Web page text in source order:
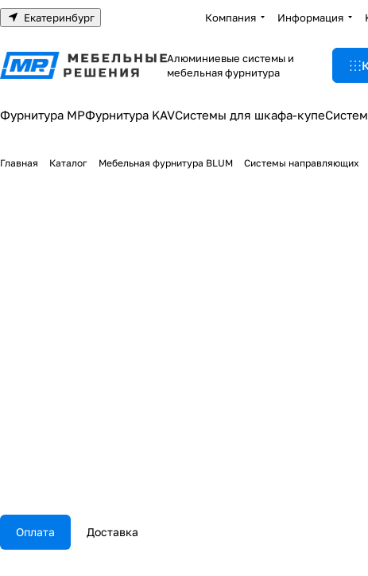
Екатеринбург Компания Информация
Алюминиевые системы и
мебельная фурнитура
Фурнитура МРФурнитура KAVСистемы для шкафа-купе
Главная Каталог Мебельная фурнитура BLUM Системы направляющих
Оплата Доставка